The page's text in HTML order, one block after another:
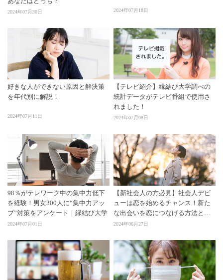
2024年07月30日 2024年07月18日
好きな人ができない原因と解決策
を年代別に解説！
2024年07月11日
【テレビ紹介】縁結び大学調べの
統計データがテレビ番組で使用さ
れました！
2024年07月08日
98％がテレワーク中の集中力低下
を経験！男女300人に“集中力アッ
プ”対策をアンケート｜縁結び大学
2024年07月01日
【新社会人の方必見】社会人デビ
ューは恋を始めるチャンス！新た
な出会いを恋につなげる方法と
は？
2024年06月27日